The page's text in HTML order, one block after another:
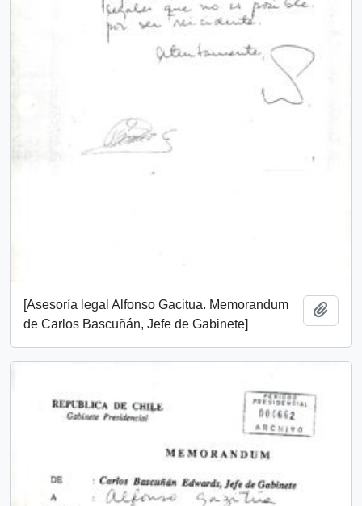
[Asesoría legal Alfonso Gacitua. Memorandum
de Carlos Bascuñán, Jefe de Gabinete]